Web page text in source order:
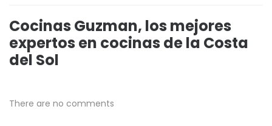
Cocinas Guzman, los mejores
expertos en cocinas de la Costa
del Sol
There are no comments